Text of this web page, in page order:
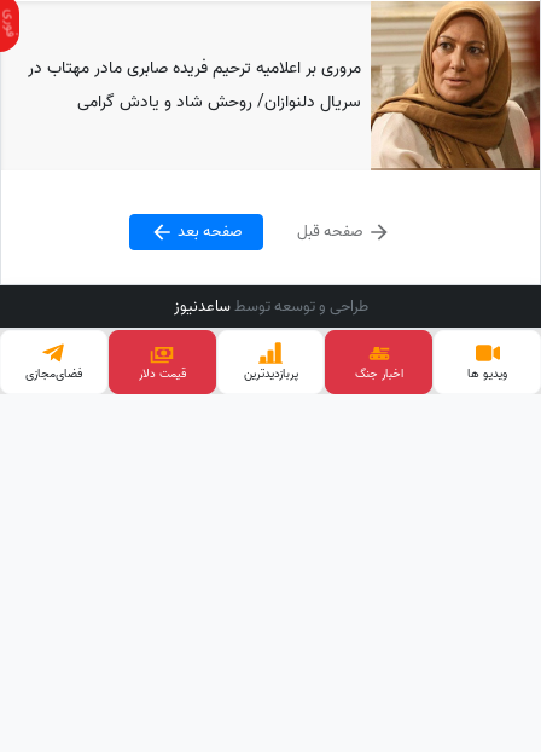
مروری بر اعلامیه ترحیم فریده صابری مادر مهتاب در
سریال دلنوازان/ روحش شاد و یادش گرامی
صفحه قبل صفحه بعد
طراحی و توسعه توسطساعدنیوز
ویدیو ها اخبار جنگ پربازدید‌ترین قیمت دلار فضای‌مجازی